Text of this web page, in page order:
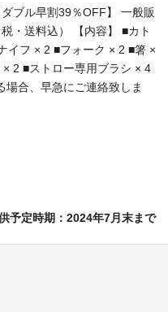
ブル早割39％OFF】 一般販
・送料込） 【内容】 ■カト
イフ × 2 ■フォーク × 2 ■箸 ×
2 ■ストロー専用ブラシ × 4
合、早急にご連絡致しま
予定時期：2024年7月末まで